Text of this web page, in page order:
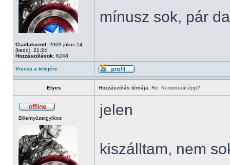
Csatlakozott: 2009 július 14
(kedd), 21:24
Hozzászólások: 6248
mínusz sok, pár
Vissza a tetejére
Elyes Hozzászólás témája: Re: Ki moderál épp?
Billentyűzetgyilkos jelen
kiszálltam, nem